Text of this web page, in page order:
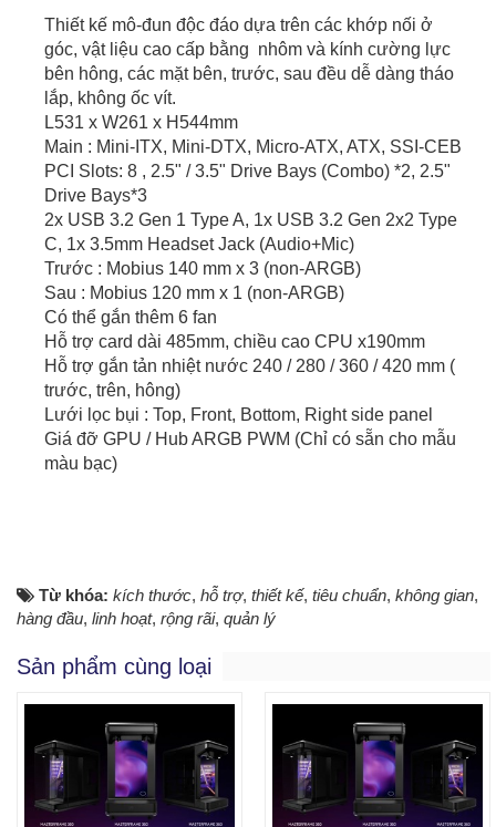
Thiết kế mô-đun độc đáo dựa trên các khớp nối ở
góc, vật liệu cao cấp bằng nhôm và kính cường lực
bên hông, các mặt bên, trước, sau đều dễ dàng tháo
lắp, không ốc vít.
L531 x W261 x H544mm
Main : Mini-ITX, Mini-DTX, Micro-ATX, ATX, SSI-CEB
PCI Slots: 8 , 2.5" / 3.5" Drive Bays (Combo) *2, 2.5"
Drive Bays*3
2x USB 3.2 Gen 1 Type A, 1x USB 3.2 Gen 2x2 Type
C, 1x 3.5mm Headset Jack (Audio+Mic)
Trước : Mobius 140 mm x 3 (non-ARGB)
Sau : Mobius 120 mm x 1 (non-ARGB)
Có thể gắn thêm 6 fan
Hỗ trợ card dài 485mm, chiều cao CPU x190mm
Hỗ trợ gắn tản nhiệt nước 240 / 280 / 360 / 420 mm (
trước, trên, hông)
Lưới lọc bụi : Top, Front, Bottom, Right side panel
Giá đỡ GPU / Hub ARGB PWM (Chỉ có sẵn cho mẫu
màu bạc)
Từ khóa: kích thước, hỗ trợ, thiết kế, tiêu chuẩn, không gian,
hàng đầu, linh hoạt, rộng rãi, quản lý
Sản phẩm cùng loại